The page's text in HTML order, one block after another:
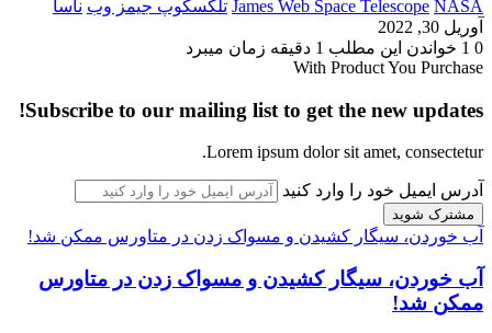
James Web Space Telescope NASA تلکسکوپ جیمز وب ناسا
آوریل 30, 2022
0
خواندن این مطلب 1 دقیقه زمان میبرد
With Product You Purchase
Subscribe to our mailing list to get the new updates!
Lorem ipsum dolor sit amet, consectetur.
آدرس ایمیل خود را وارد کنید
آب خوردن، سیگار کشیدن و مسواک زدن در متاورس ممکن شد!
آب خوردن، سیگار کشیدن و مسواک زدن در متاورس
ممکن شد!